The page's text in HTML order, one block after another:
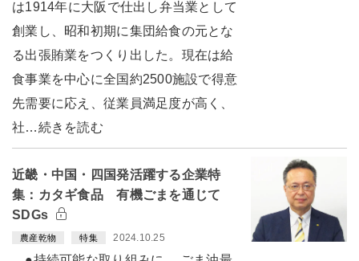
は1914年に大阪で仕出し弁当業として
創業し、昭和初期に集団給食の元とな
る出張賄業をつくり出した。現在は給
食事業を中心に全国約2500施設で得意
先需要に応え、従業員満足度が高く、
社…続きを読む
近畿・中国・四国発活躍する企業特
集：カタギ食品 有機ごまを通じて
SDGs
農産乾物 特集 2024.10.25